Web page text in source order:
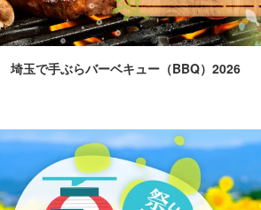
埼玉で手ぶらバーベキュー（BBQ）2026